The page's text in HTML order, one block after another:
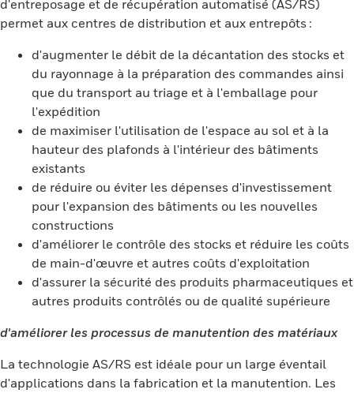
d'entreposage et de récupération automatisé (AS/RS)
permet aux centres de distribution et aux entrepôts :
d'augmenter le débit de la décantation des stocks et
du rayonnage à la préparation des commandes ainsi
que du transport au triage et à l'emballage pour
l'expédition
de maximiser l'utilisation de l'espace au sol et à la
hauteur des plafonds à l'intérieur des bâtiments
existants
de réduire ou éviter les dépenses d'investissement
pour l'expansion des bâtiments ou les nouvelles
constructions
d'améliorer le contrôle des stocks et réduire les coûts
de main-d'œuvre et autres coûts d'exploitation
d'assurer la sécurité des produits pharmaceutiques et
autres produits contrôlés ou de qualité supérieure
d'améliorer les processus de manutention des matériaux
La technologie AS/RS est idéale pour un large éventail
d'applications dans la fabrication et la manutention. Les